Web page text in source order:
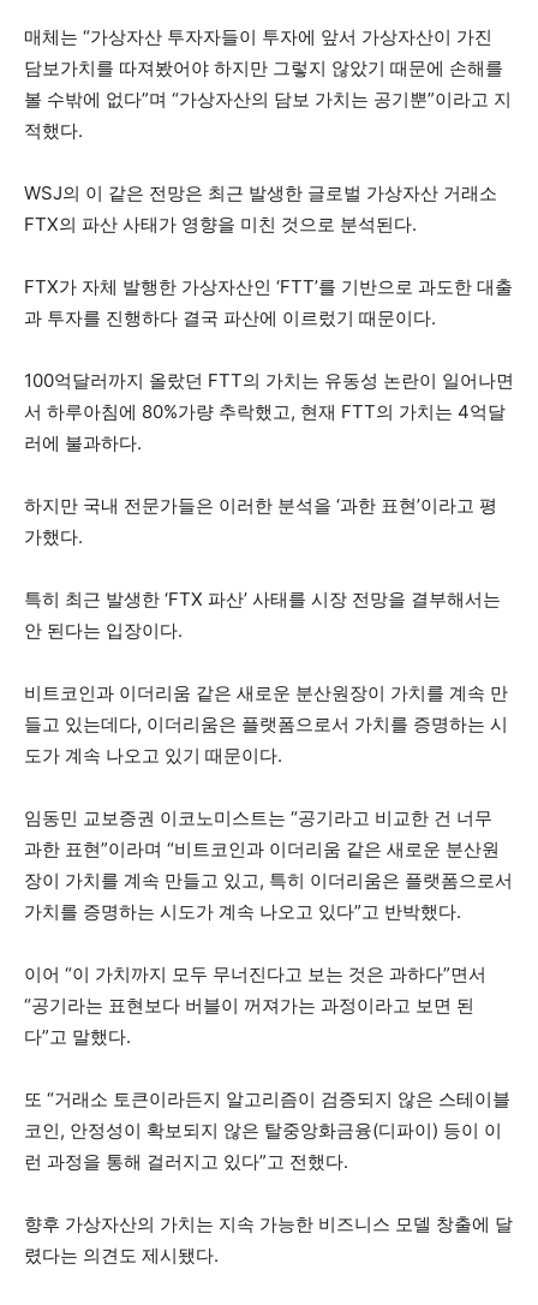
매체는 “가상자산 투자자들이 투자에 앞서 가상자산이 가진
담보가치를 따져봤어야 하지만 그렇지 않았기 때문에 손해를
볼 수밖에 없다”며 “가상자산의 담보 가치는 공기뿐”이라고 지
적했다.
WSJ의 이 같은 전망은 최근 발생한 글로벌 가상자산 거래소
FTX의 파산 사태가 영향을 미친 것으로 분석된다.
FTX가 자체 발행한 가상자산인 ‘FTT’를 기반으로 과도한 대출
과 투자를 진행하다 결국 파산에 이르렀기 때문이다.
100억달러까지 올랐던 FTT의 가치는 유동성 논란이 일어나면
서 하루아침에 80%가량 추락했고, 현재 FTT의 가치는 4억달
러에 불과하다.
하지만 국내 전문가들은 이러한 분석을 ‘과한 표현’이라고 평
가했다.
특히 최근 발생한 ‘FTX 파산’ 사태를 시장 전망을 결부해서는
안 된다는 입장이다.
비트코인과 이더리움 같은 새로운 분산원장이 가치를 계속 만
들고 있는데다, 이더리움은 플랫폼으로서 가치를 증명하는 시
도가 계속 나오고 있기 때문이다.
임동민 교보증권 이코노미스트는 “공기라고 비교한 건 너무
과한 표현”이라며 “비트코인과 이더리움 같은 새로운 분산원
장이 가치를 계속 만들고 있고, 특히 이더리움은 플랫폼으로서
가치를 증명하는 시도가 계속 나오고 있다”고 반박했다.
이어 “이 가치까지 모두 무너진다고 보는 것은 과하다”면서
“공기라는 표현보다 버블이 꺼져가는 과정이라고 보면 된
다”고 말했다.
또 “거래소 토큰이라든지 알고리즘이 검증되지 않은 스테이블
코인, 안정성이 확보되지 않은 탈중앙화금융(디파이) 등이 이
런 과정을 통해 걸러지고 있다”고 전했다.
향후 가상자산의 가치는 지속 가능한 비즈니스 모델 창출에 달
렸다는 의견도 제시됐다.